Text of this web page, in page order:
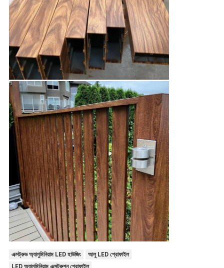
এক্সট্রুড অ্যালুমিনিয়াম LED হাউজিং
আলু LED প্রোফাইল